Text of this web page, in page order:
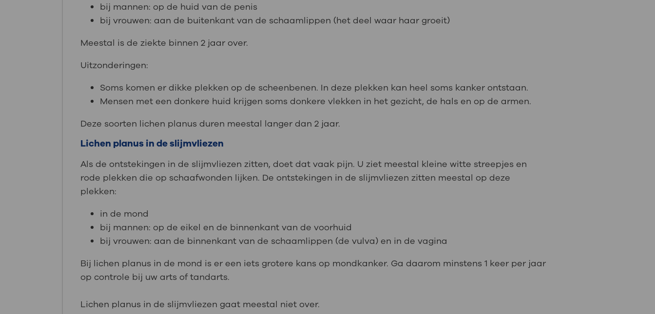
bij mannen: op de huid van de penis
bij vrouwen: aan de buitenkant van de schaamlippen (het deel waar haar groeit)
Meestal is de ziekte binnen 2 jaar over.
Uitzonderingen:
Soms komen er dikke plekken op de scheenbenen. In deze plekken kan heel soms kanker ontstaan.
Mensen met een donkere huid krijgen soms donkere vlekken in het gezicht, de hals en op de armen.
Deze soorten lichen planus duren meestal langer dan 2 jaar.
Lichen planus in de slijmvliezen
Als de ontstekingen in de slijmvliezen zitten, doet dat vaak pijn. U ziet meestal kleine witte streepjes en
rode plekken die op schaafwonden lijken. De ontstekingen in de slijmvliezen zitten meestal op deze
plekken:
in de mond
bij mannen: op de eikel en de binnenkant van de voorhuid
bij vrouwen: aan de binnenkant van de schaamlippen (de vulva) en in de vagina
Bij lichen planus in de mond is er een iets grotere kans op mondkanker. Ga daarom minstens 1 keer per jaar
op controle bij uw arts of tandarts.
Lichen planus in de slijmvliezen gaat meestal niet over.